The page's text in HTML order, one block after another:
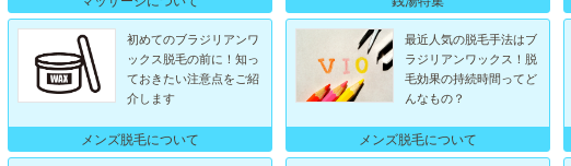
初めてのブラジリアンワ
ックス脱毛の前に！知っ
ておきたい注意点をご紹
介します
メンズ脱毛について
最近人気の脱毛手法はブ
ラジリアンワックス！脱
毛効果の持続時間ってど
んなもの？
メンズ脱毛について